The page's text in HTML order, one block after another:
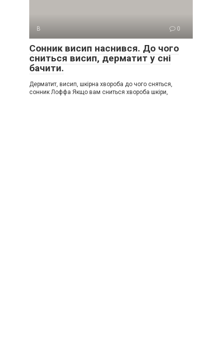
В 0
Сонник висип наснився. До чого
сниться висип, дерматит у сні
бачити.
Дерматит, висип, шкірна хвороба до чого сняться,
сонник Лоффа Якщо вам сниться хвороба шкіри,